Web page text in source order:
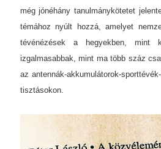
még jónéhány tanulmánykötetet
témához nyúlt hozzá, amelyet
tévénézések a hegyekben, mint
izgalmasabbak, mint ma több száz
az antennák-akkumulátorok-
tisztásokon.